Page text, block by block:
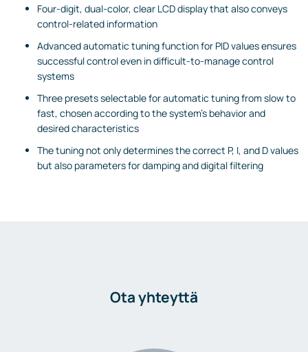
Four-digit, dual-color, clear LCD display that also conveys
control-related information
Advanced automatic tuning function for PID values ensures
successful control even in difficult-to-manage control
systems
Three presets selectable for automatic tuning from slow to
fast, chosen according to the system's behavior and
desired characteristics
The tuning not only determines the correct P, I, and D values
but also parameters for damping and digital filtering
Ota yhteyttä